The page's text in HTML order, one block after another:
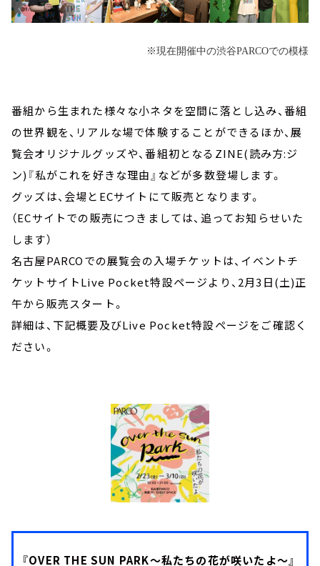
※現在開催中の渋谷PARCOでの模様
番組から生まれた様々な小ネタを空間に落とし込み、番組
の世界観を、リアルな場で体験することができるほか、展
覧会オリジナルグッズや、番組初となるZINE(読み方:ジ
ン)『私がこれを好きな理由』などが多数登場します。
グッズは、会場とECサイトにて販売となります。
（ECサイトでの販売につきましては、追ってお知らせいた
します）
名古屋PARCOでの展覧会の入場チケットは、イベントチ
ケットサイトLive Pocket特設ページより、2月3日(土)正
午から販売スタート。
詳細は、下記概要及びLive Pocket特設ページをご確認く
ださい。
『OVER THE SUN PARK～私たちの花が咲いたよ～』